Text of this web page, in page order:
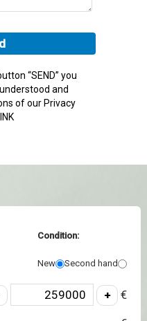
“SEND” you
and
of our Privacy
Condition:
New Second hand
€